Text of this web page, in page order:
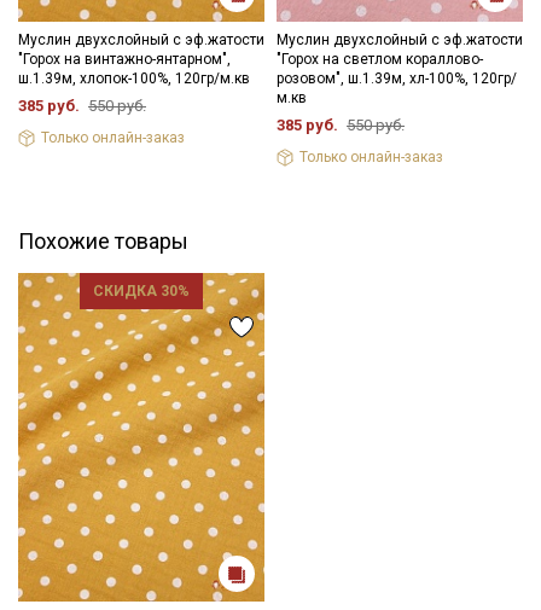
Муслин двухслойный с эф.жатости
"Горох на винтажно-янтарном",
ш.1.39м, хлопок-100%, 120гр/м.кв
385 руб. 550 руб.
Только онлайн-заказ
Муслин двухслойный с эф.жатости
"Горох на светлом кораллово-
розовом", ш.1.39м, хл-100%, 120гр/
м.кв
385 руб. 550 руб.
Только онлайн-заказ
Похожие товары
СКИДКА 30%